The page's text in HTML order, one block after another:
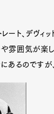
ート、デヴィ
囲気が楽し
あるのですが